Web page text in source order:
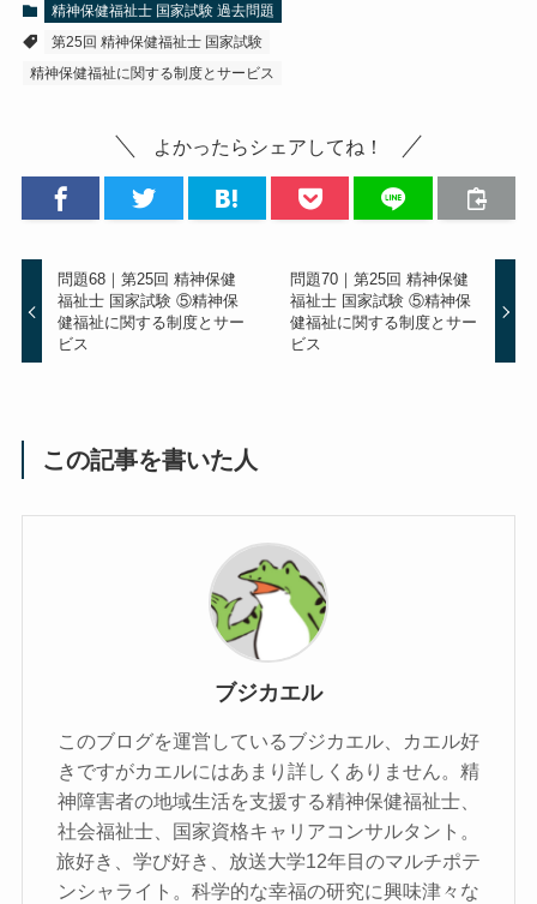
精神保健福祉士 国家試験 過去問題
第25回 精神保健福祉士 国家試験
精神保健福祉に関する制度とサービス
よかったらシェアしてね！
問題68｜第25回 精神保健
福祉士 国家試験 ⑤精神保
健福祉に関する制度とサー
ビス
問題70｜第25回 精神保健
福祉士 国家試験 ⑤精神保
健福祉に関する制度とサー
ビス
この記事を書いた人
ブジカエル
このブログを運営しているブジカエル、カエル好
きですがカエルにはあまり詳しくありません。精
神障害者の地域生活を支援する精神保健福祉士、
社会福祉士、国家資格キャリアコンサルタント。
旅好き、学び好き、放送大学12年目のマルチポテ
ンシャライト。科学的な幸福の研究に興味津々な